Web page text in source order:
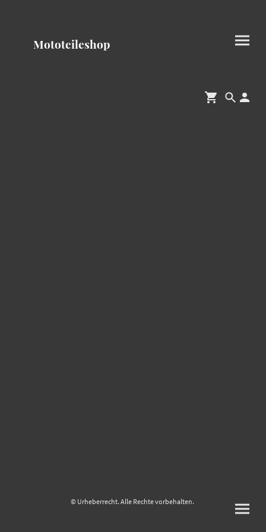
Mototeileshop
© Urheberrecht. Alle Rechte vorbehalten.